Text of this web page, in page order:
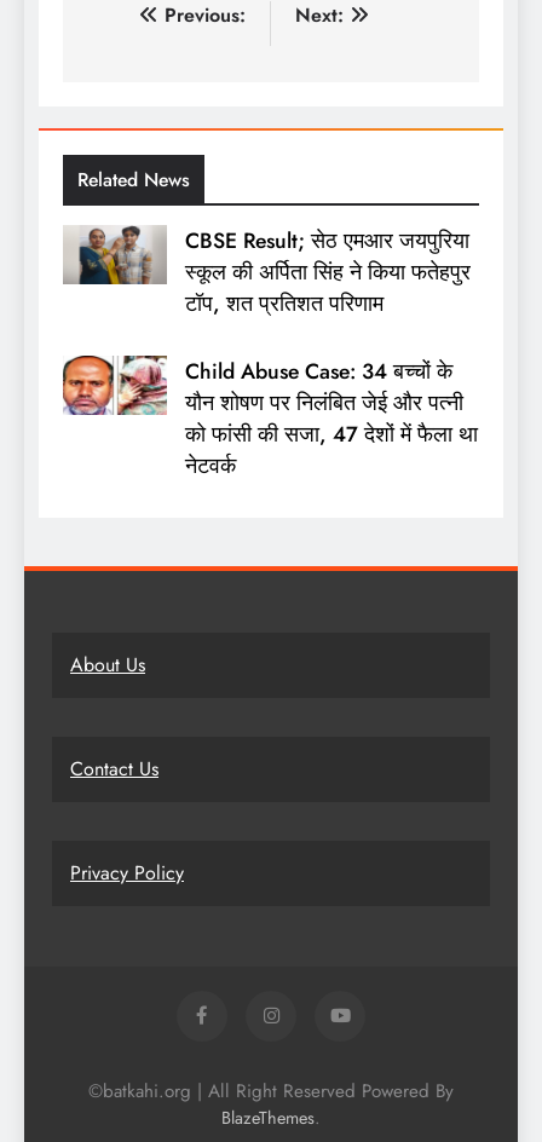
Previous: Next:
Related News
CBSE Result; सेठ एमआर जयपुरिया
स्कूल की अर्पिता सिंह ने किया फतेहपुर
टॉप, शत प्रतिशत परिणाम
Child Abuse Case: 34 बच्चों के
यौन शोषण पर निलंबित जेई और पत्नी
को फांसी की सजा, 47 देशों में फैला था
नेटवर्क
About Us
Contact Us
Privacy Policy
©batkahi.org | All Right Reserved Powered By
BlazeThemes.